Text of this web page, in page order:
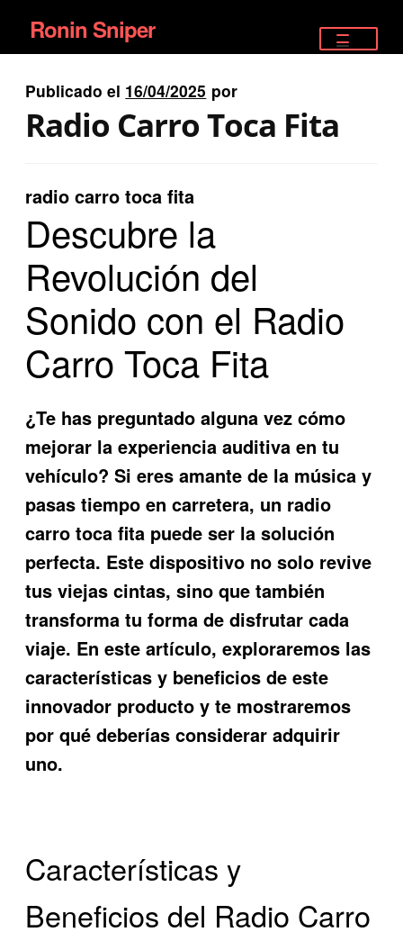
Ir
a
la
navegación
Ir
al
contenido
Ronin Sniper
EQUIPAMIENTO ÉLITE
RIFLES DEPORTIVOS
SATELITALES
Publicado el 16/04/2025 por
Radio Carro Toca Fita
radio carro toca fita
Descubre la
Revolución del
Sonido con el Radio
Carro Toca Fita
¿Te has preguntado alguna vez cómo
mejorar la experiencia auditiva en tu
vehículo? Si eres amante de la música y
pasas tiempo en carretera, un radio
carro toca fita puede ser la solución
perfecta. Este dispositivo no solo revive
tus viejas cintas, sino que también
transforma tu forma de disfrutar cada
viaje. En este artículo, exploraremos las
características y beneficios de este
innovador producto y te mostraremos
por qué deberías considerar adquirir
uno.
Características y
Beneficios del Radio Carro